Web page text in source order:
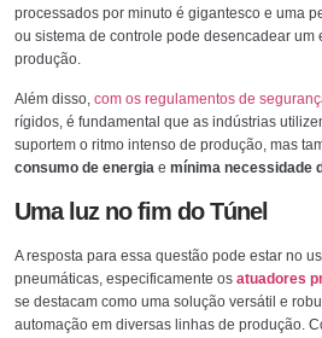
processados por minuto é gigantesco e uma
ou sistema de controle pode desencadear um
produção.
Além disso, com os regulamentos de
rígidos, é fundamental que as indústrias
suportem o ritmo intenso de produção, mas
consumo de energia e mínima necessidade
Uma luz no fim do Túnel
A resposta para essa questão pode estar no
pneumáticas, especificamente os atuadores
se destacam como uma solução versátil e
automação em diversas linhas de produção.